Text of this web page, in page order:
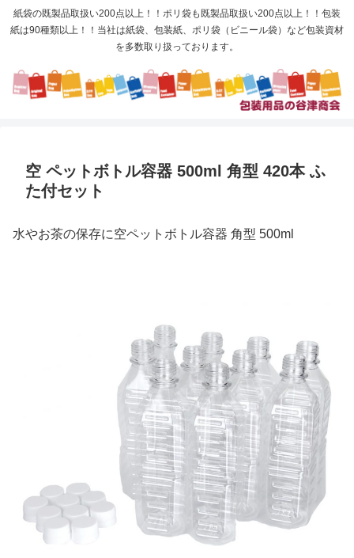
紙袋の既製品取扱い200点以上！！ポリ袋も既製品取扱い200点以上！！包装
紙は90種類以上！！当社は紙袋、包装紙、ポリ袋（ビニール袋）など包装資材
を多数取り扱っております。
空 ペットボトル容器 500ml 角型 420本 ふ
た付セット
水やお茶の保存に空ペットボトル容器 角型 500ml